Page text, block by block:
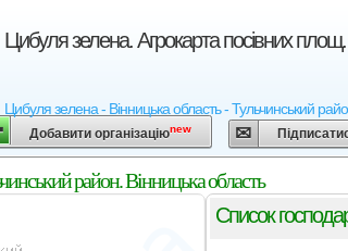
Цибуля зелена. Агрокарта посівних
Цибуля зелена - Вінницька область - Тульчинський
Добавити організаціюnew
район. Вінницька область
Список